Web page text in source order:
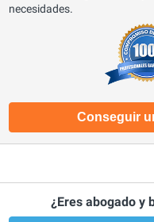
necesidades.
Conseguir
¿Eres abogado y